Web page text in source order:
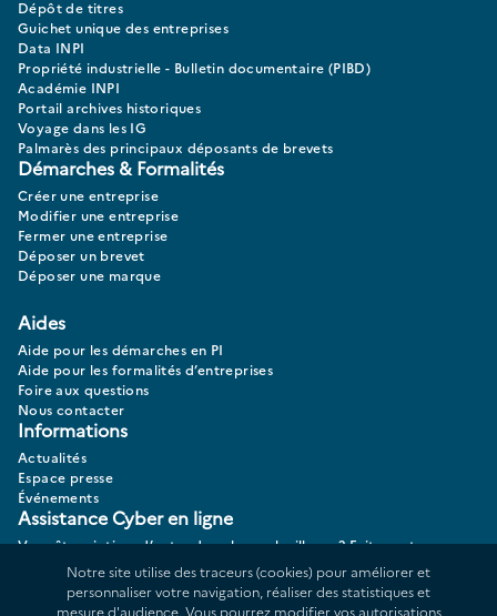
Dépôt de titres
Guichet unique des entreprises
Data INPI
Propriété industrielle - Bulletin documentaire (PIBD)
Académie INPI
Portail archives historiques
Voyage dans les IG
Palmarès des principaux déposants de brevets
Démarches & Formalités
Créer une entreprise
Modifier une entreprise
Fermer une entreprise
Déposer un brevet
Déposer une marque
Aides
Aide pour les démarches en PI
Aide pour les formalités d’entreprises
Foire aux questions
Nous contacter
Informations
Actualités
Espace presse
Événements
Assistance Cyber en ligne
Vous êtes victime d’actes de cybermalveillance? Faites votre
Notre site utilise des traceurs (cookies) pour améliorer et
personnaliser votre navigation, réaliser des statistiques et
mesure d'audience. Vous pourrez modifier vos autorisations